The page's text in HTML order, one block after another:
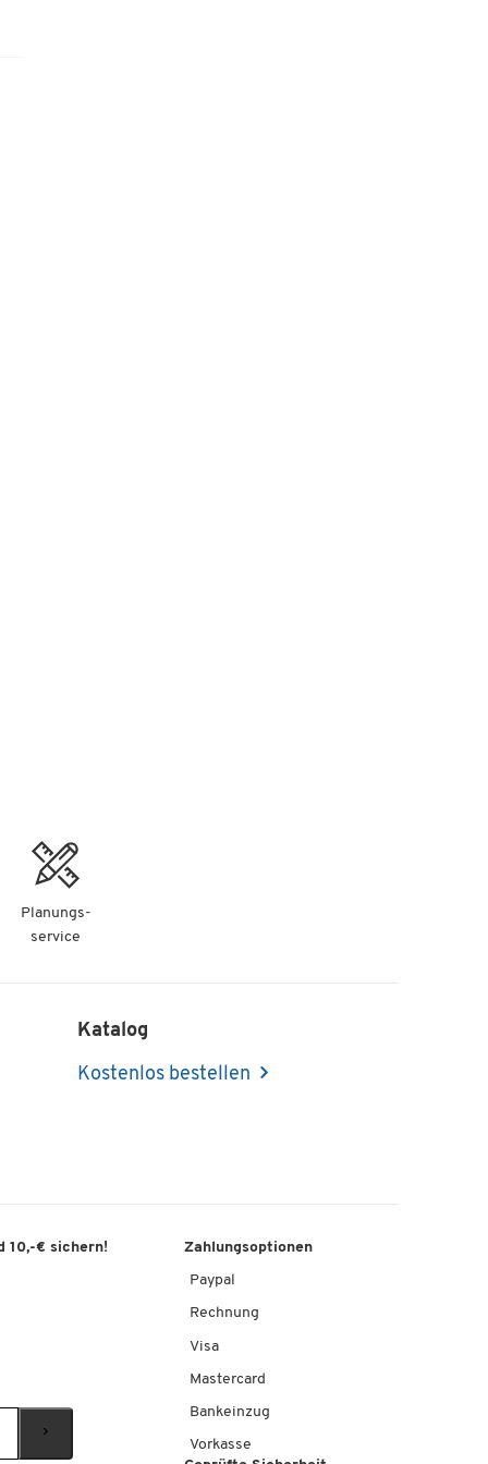
Planungs-
service
Katalog
Kostenlos bestellen
10,-€ sichern! Zahlungsoptionen
Paypal
Rechnung
Visa
Mastercard
Bankeinzug
Vorkasse